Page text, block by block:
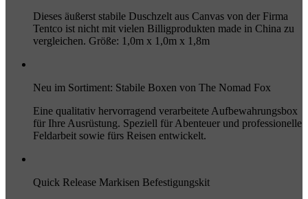
Dieses äußerst stabile Duschzelt aus Canvas von der Firma
Tentco ist nicht mit vielen Billigprodukten made in China zu
vergleichen. Größe: 1,0m x 1,0m x 1,8m
Neu im Sortiment: Stabile Boxen von The Nomad Fox
Eine qualitativ hervorragend verarbeitete Aufbewahrungsbox
für Ihre Ausrüstung. Speziell für Abenteuer und professionelle
Feldarbeit sowie fürs Reisen entwickelt.
Quick Release Markisen Befestigungskit